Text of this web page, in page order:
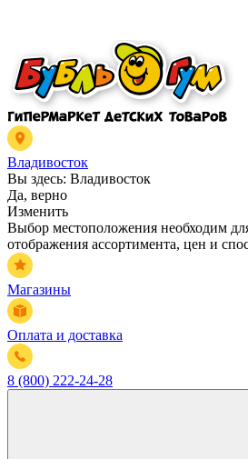
Владивосток
Вы здесь: Владивосток
Да, верно
Изменить
Выбор местоположения необходим
отображения ассортимента, цен и
Магазины
Оплата и доставка
8 (800) 222-24-28